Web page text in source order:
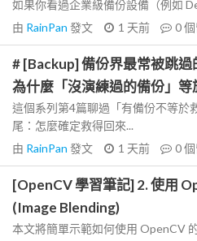
如果你看過企業級備份設備（例如
由 RainPan 發文 1 天前 0
# [Backup] 備份界最常被跳
為什麼「沒演練過的備份」等
這個系列第4篇聊過「有備份不等於
尾：怎麼確定救得回來...
由 RainPan 發文 1 天前 0
[OpenCV 學習筆記] 2. 使用
(Image Blending)
本文將簡單示範如何使用 OpenCV